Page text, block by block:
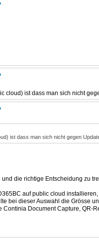
cloud) ist dass man sich nicht
ist dass man sich nicht gegen
die richtige Entscheidung zu
auf public cloud
bei dieser Auswahl die Grösse
Document Capture,